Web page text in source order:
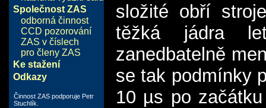
Společnost ZAS
odborná činnost
CCD pozorování
ZAS v číslech
pro členy ZAS
Ke stažení
Odkazy
Činnost ZAS podporuje Petr
Stuchlík.
složité obří
těžká jádra
zanedbatelně
se tak podmínky
10 µs po